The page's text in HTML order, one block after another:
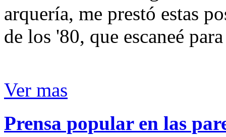
arquería, me prestó estas
de los '80, que escaneé
Ver mas
Prensa popular en las